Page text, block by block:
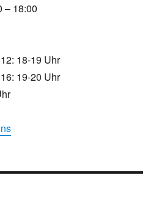
– 18:00
18-19 Uhr
19-20 Uhr